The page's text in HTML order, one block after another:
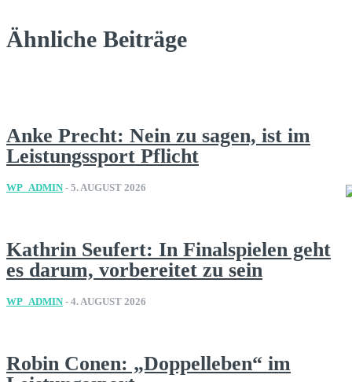
Ähnliche Beiträge
Anke Precht: Nein zu sagen, ist im
Leistungssport Pflicht
WP_ADMIN - 5. AUGUST 2026
Kathrin Seufert: In Finalspielen geht
es darum, vorbereitet zu sein
WP_ADMIN - 4. AUGUST 2026
Robin Conen: „Doppelleben“ im